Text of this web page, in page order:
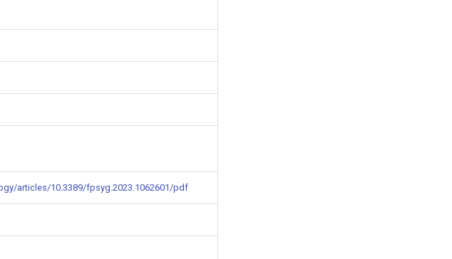
articles/10.3389/fpsyg.2023.1062601/pdf